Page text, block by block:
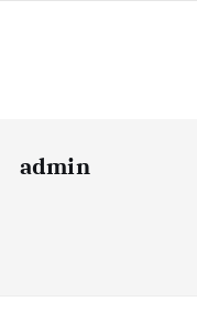
admin